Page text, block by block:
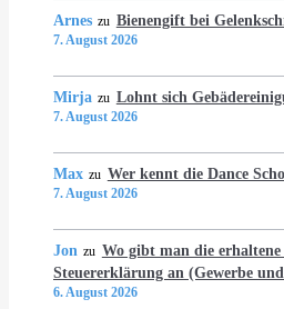
Arnes zu Bienengift bei
7. August 2026
Mirja zu Lohnt sich
7. August 2026
Max zu Wer kennt die Dance
7. August 2026
Jon zu Wo gibt man die
Steuererklärung an (Gewerbe
6. August 2026